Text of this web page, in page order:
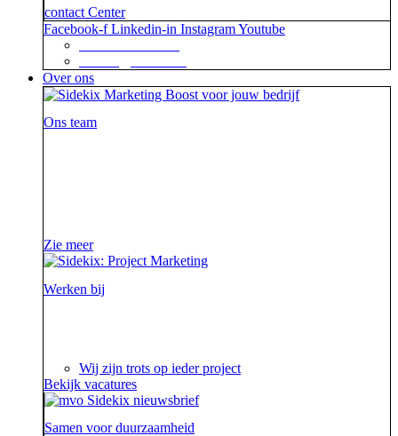
contact Center
Facebook-f Linkedin-in InstagramYoutube
Over ons
Ons team
Zie meer
Werken bij
Wij zijn trots op ieder project
Bekijk vacatures
Samen voor duurzaamheid